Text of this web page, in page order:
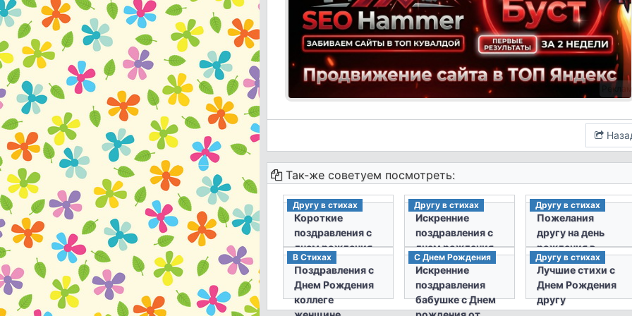
Так-же советуем посмотреть:
Другу в стихах
Короткие
поздравления с
днем рождения
другу в стихах
Другу в стихах
Искренние
поздравления с
днем рождения
другу стихи
Другу в стихах
Пожелания
другу на день
рождения в
стихах
В Стихах
Поздравления с
Днем Рождения
коллеге
С Днем Рождения
Искренние
поздравления
бабушке с Днем
Другу в стихах
Лучшие стихи с
Днем Рождения
другу